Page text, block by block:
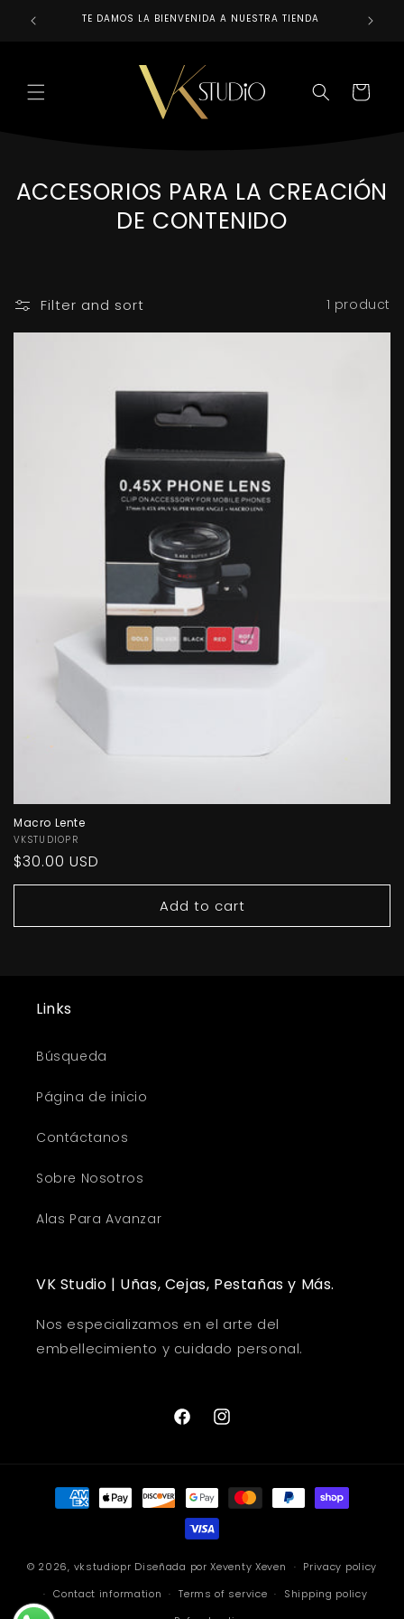
Skip to
content TE DAMOS LA BIENVENIDA A NUESTRA TIENDA
CART
C
E
C
ACCESORIOS PARA LA CREACIÓN
DE CONTENIDO
Filter and sort 1 product
Macro Lente
Vendor:
VKSTUDIOPR
Regular
price
$30.00 USD
Add to cart
Links
Búsqueda
Página de inicio
Contáctanos
Sobre Nosotros
Alas Para Avanzar
VK Studio | Uñas, Cejas, Pestañas y Más.
Nos especializamos en el arte del
embellecimiento y cuidado personal.
FacebookInstagram
Payment
methods
© 2026, vkstudiopr Diseñada porXeventy Xeven
Privacy policy
Contact information
Terms of service
Shipping policy